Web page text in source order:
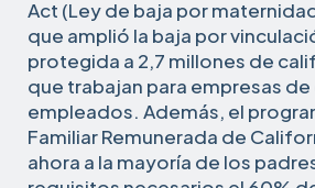
Act (Ley de baja por
que amplió la baja por
protegida a 2,7 millones de
que trabajan para empresas
empleados. Además, el
Familiar Remunerada de
ahora a la mayoría de los